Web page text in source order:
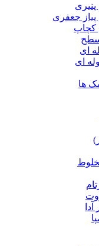
جعفری
کچاپ
ای
ای
ها